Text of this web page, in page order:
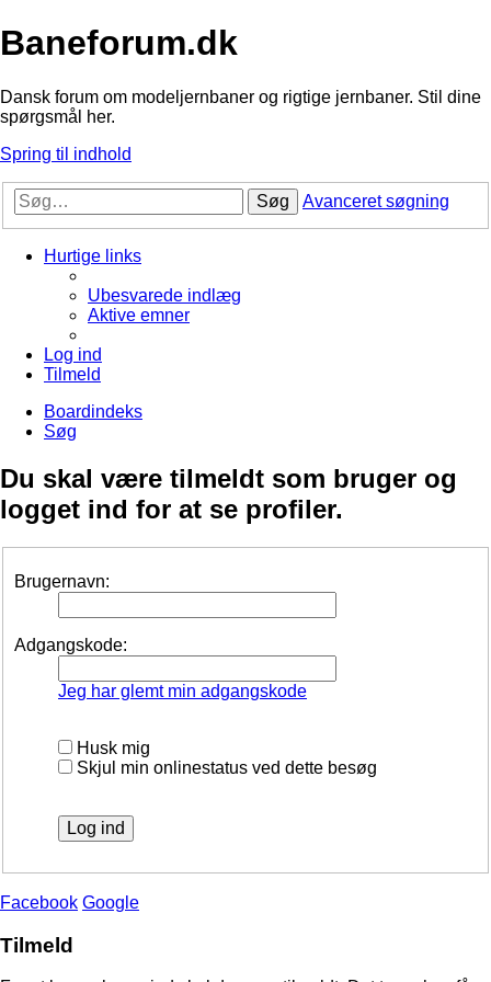
Baneforum.dk
Dansk forum om modeljernbaner og rigtige jernbaner. Stil dine
spørgsmål her.
Spring til indhold
Søg Avanceret søgning
Hurtige links
Ubesvarede indlæg
Aktive emner
Log ind
Tilmeld
Boardindeks
Søg
Du skal være tilmeldt som bruger og
logget ind for at se profiler.
Brugernavn:
Adgangskode:
Jeg har glemt min adgangskode
Husk mig
Skjul min onlinestatus ved dette besøg
Facebook Google
Tilmeld